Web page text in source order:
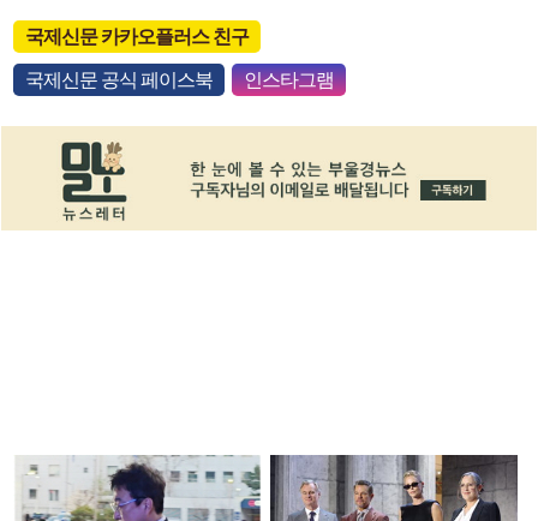
국제신문 카카오플러스 친구
국제신문 공식 페이스북 인스타그램